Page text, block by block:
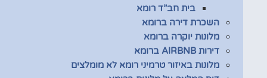
בית חב”ד רומא
השכרת דירה ברומא
מלונות יוקרה ברומא
דירות AIRBNB ברומא
מלונות באיזור טרמיני רומא לא מומלצים